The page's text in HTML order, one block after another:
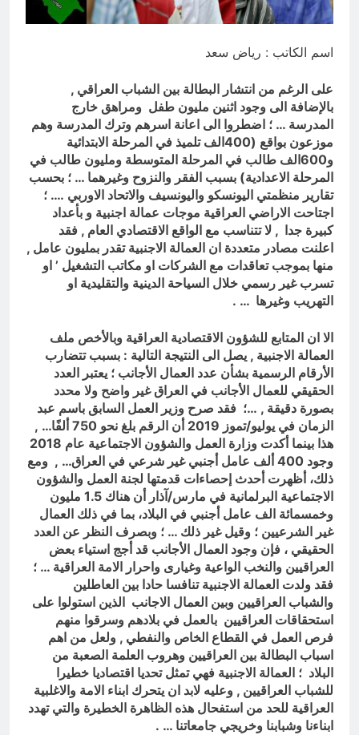
14 ساعة Ago
اسم الكاتب : رياض سعد
على الرغم من انتشار البطالة بين الشباب العراقي ,
بالإضافة الى وجود اثنين مليون طفل ومراهق خارج
المدرسة … ؛ اضطروا الى اعانة اسرهم وترك المدرسة وهم
موزعون بواقع (400الف تلميذ في المرحلة الابتدائية
و600الف طالب في المرحلة المتوسطة ومليون طالب في
المرحلة الاعدادية) بسبب الفقر والنزوح وغيرهما … ؛ بحسب
تقارير منظمتي اليونسكو واليونسيف والاتحاد الاوربي …. ؛
اجتاحت الاراضي العراقية موجات عمالة اجنبية و بأعداد
كبيرة جدا , لا تتناسب مع الواقع الاقتصادي العام , فقد
اعلنت مصادر متعددة ان العمالة الاجنبية تقدر بمليون عامل ,
منها بموجب تعاقدات مع الشركات او مكاتب التشغيل ’ او
تسرب غير رسمي خلال السياحة الدينية والتقليدية او
التهريب وغيرها … .
الا ان المتابع للشؤون الاقتصادية العراقية وبالأخص ملف
العمالة الاجنبية , يصل الى النتيجة التالية : بسبب تتضارب
الأرقام الرسمية بشأن عدد العمال الأجانب ؛ يعتبر العدد
الحقيقي للعمال الأجانب في العراق غير واضح ولا محدد
بصورة دقيقة , …؛ فقد صرح وزير العمل السابق باسم عبد
الزمان في يوليو/تموز 2019 أن الرقم بلغ نحو 750 ألفًا… ,
هذا بينما أكدت وزارة العمل والشؤون الاجتماعية عام 2018
وجود 400 ألف عامل أجنبي غير شرعي في العراق… , ومع
ذلك، أظهرت أحدث إحصاءات قدمتها لجنة العمل والشؤون
الاجتماعية البرلمانية في مارس/آذار أن هناك 1.5 مليون
وخمسمائة الف عامل أجنبي في البلاد، بما في ذلك العمال
غير الشرعيين ؛ وقيل غير ذلك … ؛ وبصرف النظر عن العدد
الحقيقي ، فإن وجود العمال الأجانب قد أجج استياء بعض
العراقيين والنخب الواعية وغيارى واحرار الامة العراقية … ؛
فقد ولدت العمالة الاجنبية تنافسا حادا بين العاطلين
والشباب العراقيين وبين العمال الاجانب الذين استولوا على
استحقاقات العراقيين بالعمل في بلادهم وسرقوا منهم
فرص العمل في القطاع الخاص والنفطي , ولعل من اهم
اسباب البطالة بين العراقيين وهروب العلمة الصعبة من
البلاد ؛ العمالة الاجنبية فهي تمثل تحديا اقتصاديا خطيرا
للشباب العراقيين , وعليه لابد ان يتحرك ابناء الامة والاغلبية
العراقية للحد من استفحال هذه الظاهرة الخطيرة والتي تهدد
ابناءنا وشبابنا وخريجي جامعاتنا … .